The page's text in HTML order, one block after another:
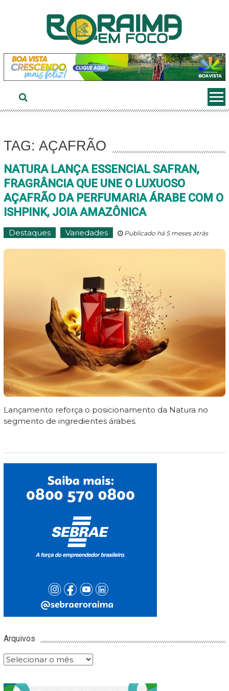
TAG: AÇAFRÃO
NATURA LANÇA ESSENCIAL SAFRAN,
FRAGRÂNCIA QUE UNE O LUXUOSO
AÇAFRÃO DA PERFUMARIA ÁRABE COM O
ISHPINK, JOIA AMAZÔNICA
Destaques Variedades Publicado há 5 meses atrás
Lançamento reforça o posicionamento da Natura no
segmento de ingredientes árabes.
Arquivos
Arquivos